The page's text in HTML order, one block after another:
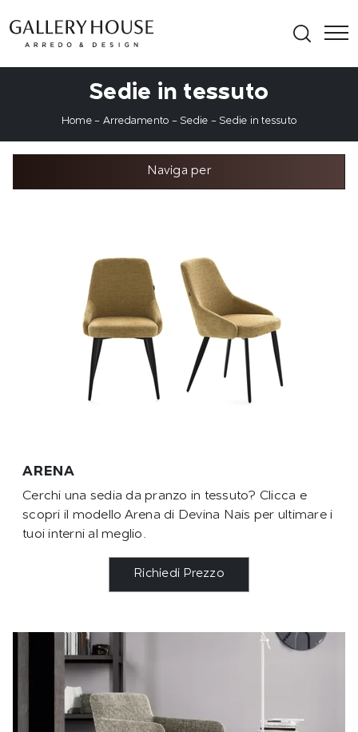
Sedie in tessuto
Home- Arredamento -Sedie -Sedie in tessuto
Naviga per
ARENA
Cerchi una sedia da pranzo in tessuto? Clicca e
scopri il modello Arena di Devina Nais per ultimare i
tuoi interni al meglio.
Richiedi Prezzo